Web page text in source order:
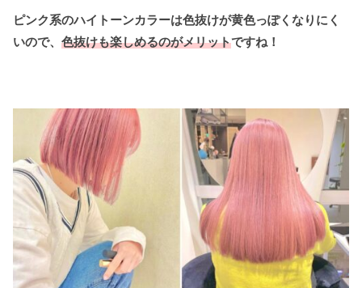
ピンク系のハイトーンカラーは色抜けが黄色っぽくなりにく
いので、 色抜けも楽しめるのがメリットですね！